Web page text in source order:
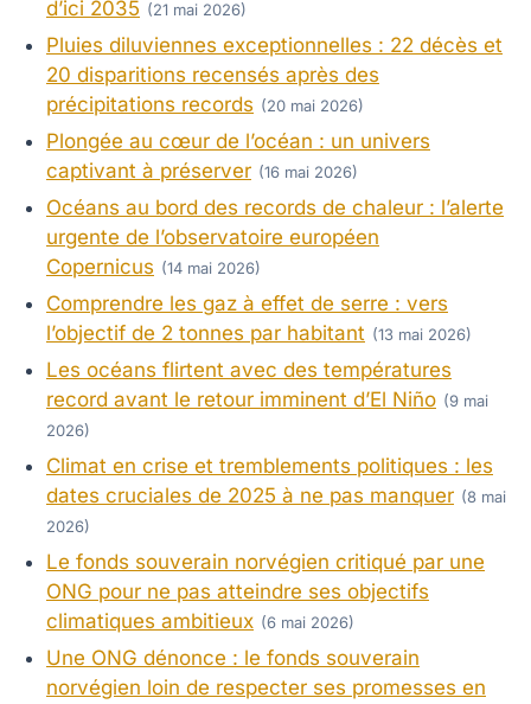
d’ici 2035 (21 mai 2026)
Pluies diluviennes exceptionnelles : 22 décès et
20 disparitions recensés après des
précipitations records (20 mai 2026)
Plongée au cœur de l’océan : un univers
captivant à préserver (16 mai 2026)
Océans au bord des records de chaleur : l’alerte
urgente de l’observatoire européen
Copernicus (14 mai 2026)
Comprendre les gaz à effet de serre : vers
l’objectif de 2 tonnes par habitant (13 mai 2026)
Les océans flirtent avec des températures
record avant le retour imminent d’El Niño (9 mai
2026)
Climat en crise et tremblements politiques : les
dates cruciales de 2025 à ne pas manquer (8 mai
2026)
Le fonds souverain norvégien critiqué par une
ONG pour ne pas atteindre ses objectifs
climatiques ambitieux (6 mai 2026)
Une ONG dénonce : le fonds souverain
norvégien loin de respecter ses promesses en